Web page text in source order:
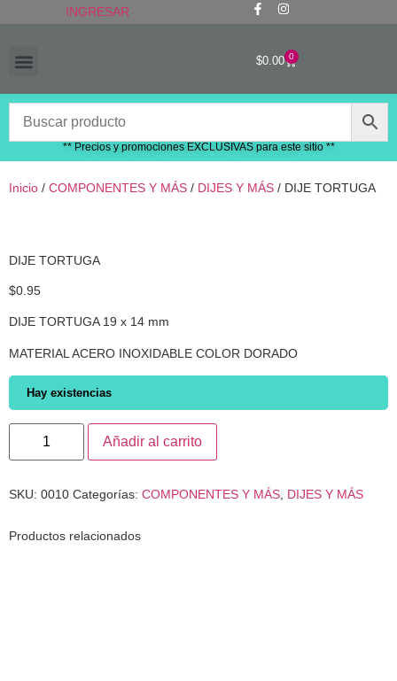
INGRESAR
$0.00 0
** Precios y promociones EXCLUSIVAS para este sitio **
Inicio / COMPONENTES Y MÁS / DIJES Y MÁS / DIJE TORTUGA
DIJE TORTUGA
$0.95
DIJE TORTUGA 19 x 14 mm
MATERIAL ACERO INOXIDABLE COLOR DORADO
Hay existencias
Añadir al carrito
SKU: 0010 Categorías: COMPONENTES Y MÁS DIJES Y MÁS
Productos relacionados